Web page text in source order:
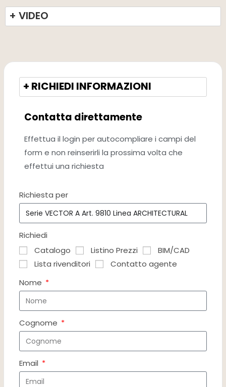
+ VIDEO
+ RICHIEDI INFORMAZIONI
Contatta direttamente
Effettua il login per autocompliare i campi del
form e non reinserirli la prossima volta che
effettui una richiesta
Richiesta per
Richiedi
Catalogo
Listino Prezzi
BIM/CAD
Lista rivenditori
Contatto agente
Nome
Cognome
Email